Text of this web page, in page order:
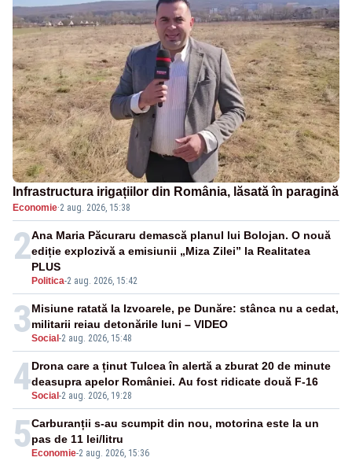
Infrastructura irigațiilor din România, lăsată în paragină
Economie·2 aug. 2026, 15:38
2
Politica-2 aug. 2026, 15:42
Ana Maria Păcuraru demască planul lui Bolojan. O nouă
ediție explozivă a emisiunii „Miza Zilei” la Realitatea
PLUS
3Social -2 aug. 2026, 15:48
Misiune ratată la Izvoarele, pe Dunăre: stânca nu a cedat,
militarii reiau detonările luni – VIDEO
4Social -2 aug. 2026, 19:28
Drona care a ținut Tulcea în alertă a zburat 20 de minute
deasupra apelor României. Au fost ridicate două F-16
5 Economie-2 aug. 2026, 15:36
Carburanții s-au scumpit din nou, motorina este la un
pas de 11 lei/litru